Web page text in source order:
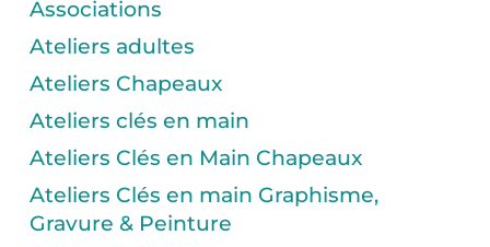
Associations
Ateliers adultes
Ateliers Chapeaux
Ateliers clés en main
Ateliers Clés en Main Chapeaux
Ateliers Clés en main Graphisme,
Gravure & Peinture